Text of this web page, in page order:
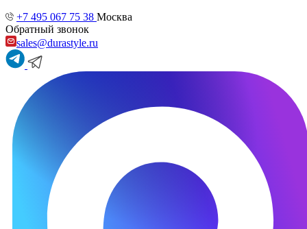
+7 495 067 75 38 Москва
Обратный звонок
sales@durastyle.ru